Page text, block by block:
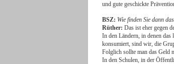
und gute geschickte
BSZ: Wie finden Sie dann
Rüther: Das ist eher gegen
In den Ländern, in denen
konsumiert, sind wir, die
Folglich sollte man das Geld
In den Schulen, in der